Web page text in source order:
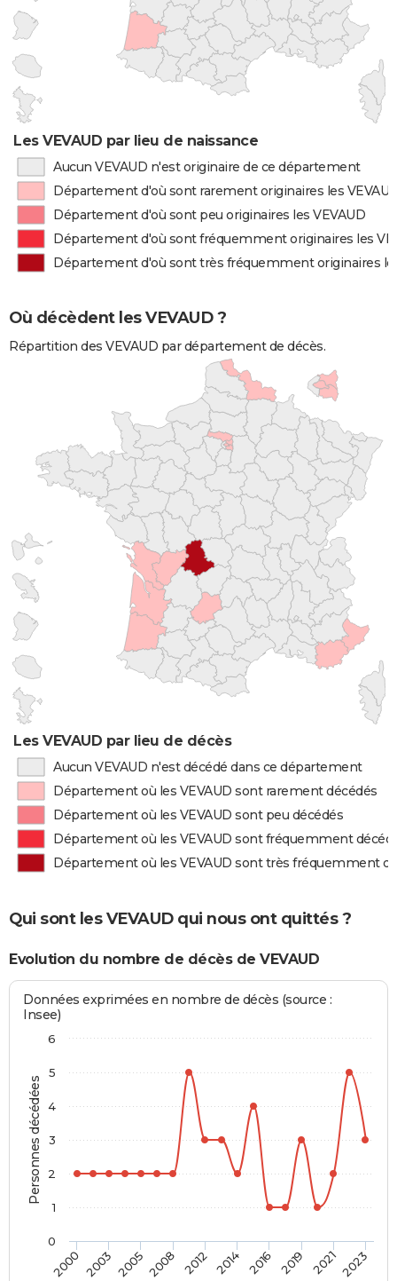
Les VEVAUD par lieu de naissance
Aucun VEVAUD n'est originaire de ce département
Département d'où sont rarement originaires les
Département d'où sont peu originaires les VEVAUD
Département d'où sont fréquemment originaires les
Département d'où sont très fréquemment originaires
Où décèdent les VEVAUD ?
Répartition des VEVAUD par département de décès.
Les VEVAUD par lieu de décès
Aucun VEVAUD n'est décédé dans ce département
Département où les VEVAUD sont rarement décédés
Département où les VEVAUD sont peu décédés
Département où les VEVAUD sont fréquemment
Département où les VEVAUD sont très fréquemment
Qui sont les VEVAUD qui nous ont quittés ?
Evolution du nombre de décès de VEVAUD
Personnes décédées
Données exprimées en nombre de décès (source :
Insee)
2000 2003 20052008 2012 2014 2016 2019 20212023
0
1
2
3
4
5
6